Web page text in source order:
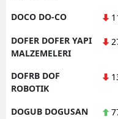
DOCO DO-CO
DOFER DOFER YAPI
MALZEMELERI
DOFRB DOF
ROBOTIK
DOGUB DOGUSAN